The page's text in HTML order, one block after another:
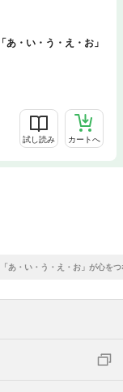
・い・う・え・お」
試し読み カートへ
あ・い・う・え・お」が心をつ